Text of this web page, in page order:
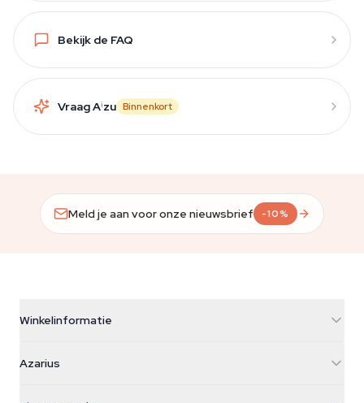
Bekijk de FAQ
Vraag Aizu Binnenkort
Meld je aan voor onze nieuwsbrief -10%
Winkelinformatie
Galvaniweg 11
Azarius